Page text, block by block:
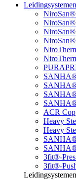
Leidingsystemen
NiroSan®
NiroSan®
NiroSan®
NiroSan®
ACR
Heavy
Heavy
3fit®-
3fit®-
Leidingsystemen